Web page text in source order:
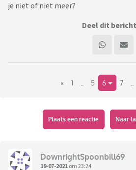
je niet of niet meer?
Deel dit
« 1 5 6 7
Plaats een reactie Naar
DownrightSpoonbill69
19-07-2021 om 23:24